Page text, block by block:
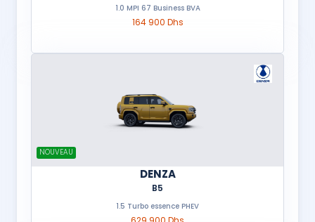
1.0 MPI 67 Business BVA
164 900 Dhs
NOUVEAU
DENZA
B5
1.5 Turbo essence PHEV